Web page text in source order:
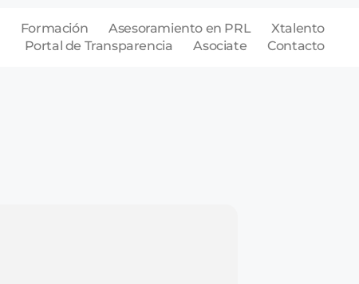
Formación Asesoramiento en PRL
Xtalento
Portal de Transparencia
Asociate Contacto